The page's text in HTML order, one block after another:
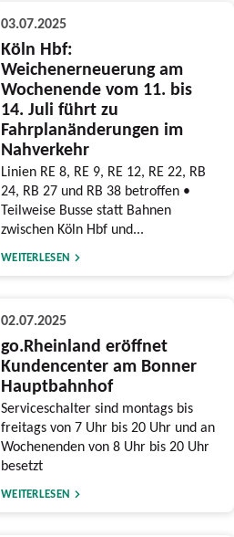
03.07.2025
Köln Hbf:
Weichenerneuerung am
Wochenende vom 11. bis
14. Juli führt zu
Fahrplanänderungen im
Nahverkehr
Linien RE 8, RE 9, RE 12, RE 22, RB
24, RB 27 und RB 38 betroffen •
Teilweise Busse statt Bahnen
zwischen Köln Hbf und...
WEITERLESEN
02.07.2025
go.Rheinland eröffnet
Kundencenter am Bonner
Hauptbahnhof
Serviceschalter sind montags bis
freitags von 7 Uhr bis 20 Uhr und an
Wochenenden von 8 Uhr bis 20 Uhr
besetzt
WEITERLESEN